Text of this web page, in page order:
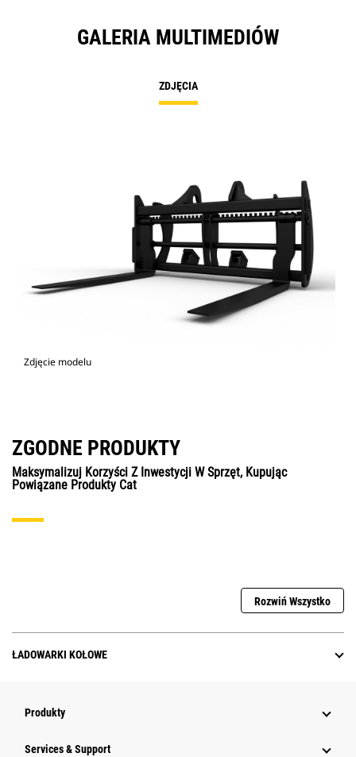
GALERIA MULTIMEDIÓW
ZDJĘCIA
Zdjęcie modelu
ZGODNE PRODUKTY
Maksymalizuj Korzyści Z Inwestycji W Sprzęt, Kupując
Powiązane Produkty Cat
Rozwiń Wszystko
ŁADOWARKI KOŁOWE
Produkty
Services & Support